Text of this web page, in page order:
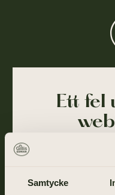
Samtycke
Ett fel
Ajdå! Vår
rapporterat till oss